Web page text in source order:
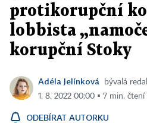
protikorupční
lobbista
korupční Stoky
Adéla Jelínková
bývalá
1. 8. 2022 00:00 ▪ 7 min. čtení
ODEBÍRAT AUTORKU